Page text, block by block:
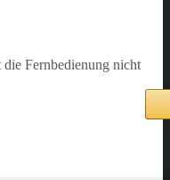
Fernbedienung nicht